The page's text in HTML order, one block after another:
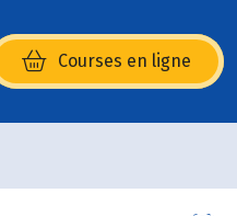
Courses en ligne
dans une nouvelle